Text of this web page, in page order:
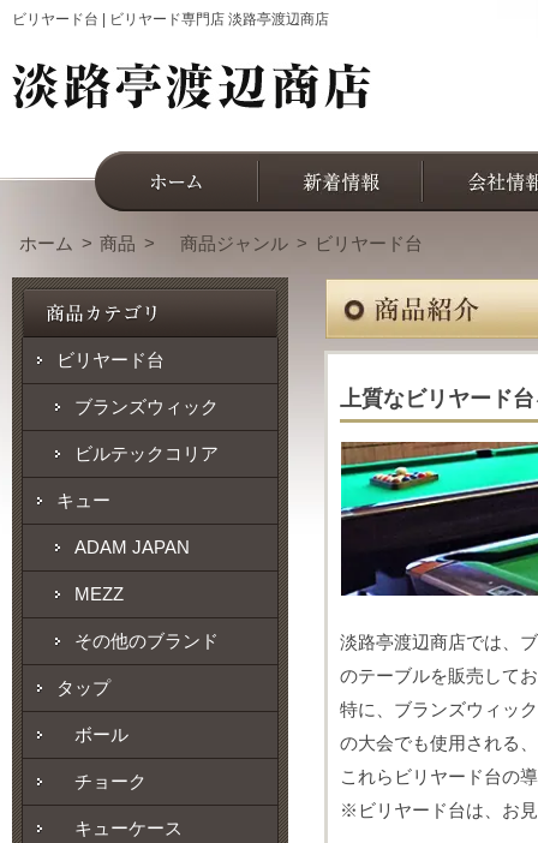
ビリヤード台 | ビリヤード専門店 淡路亭渡辺商店
ホーム 商品 商品ジャンル ビリヤード台
上質なビリヤード
淡路亭渡辺商店では、
のテーブルを販売して
特に、ブランズウィッ
の大会でも使用される
これらビリヤード台の
※ビリヤード台は、お
ビリヤード台
ブランズウィック
ビルテックコリア
キュー
ADAM JAPAN
MEZZ
その他のブランド
タップ
ボール
チョーク
キューケース